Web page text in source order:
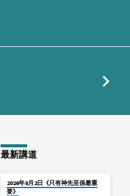
最新講道
2026年8月2日《只有神先至係最重
要》